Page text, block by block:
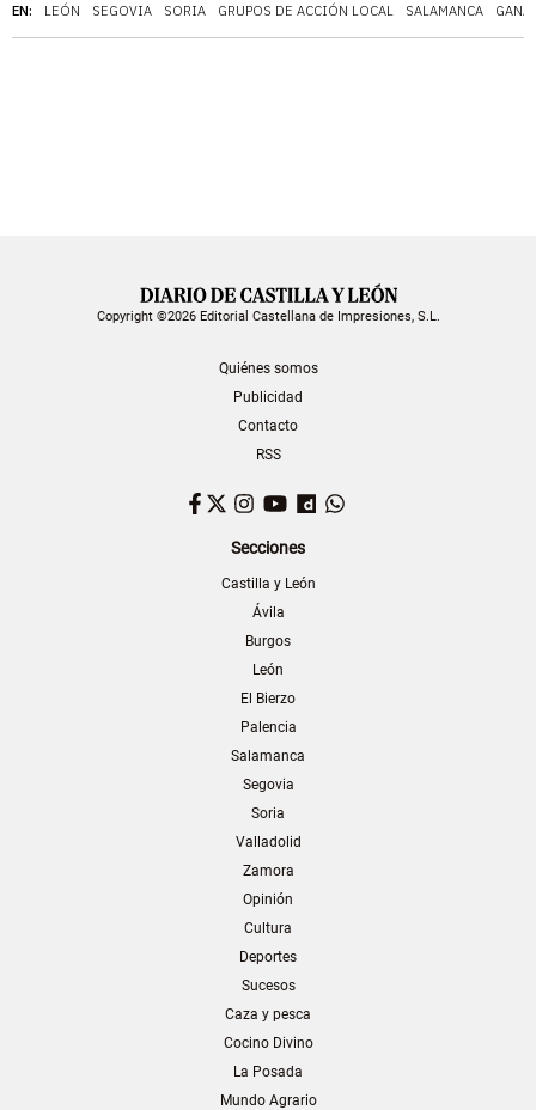
EN: LEÓN SEGOVIA SORIA GRUPOS DE ACCIÓN LOCAL SALAMANCA
Copyright ©2026 Editorial Castellana de Impresiones, S.L.
Quiénes somos
Publicidad
Contacto
RSS
Facebook
TwitterInstagram
YouTubeDailymotion
Secciones
Castilla y León
Ávila
Burgos
León
El Bierzo
Palencia
Salamanca
Segovia
Soria
Valladolid
Zamora
Opinión
Cultura
Deportes
Sucesos
Caza y pesca
Cocino Divino
La Posada
Mundo Agrario